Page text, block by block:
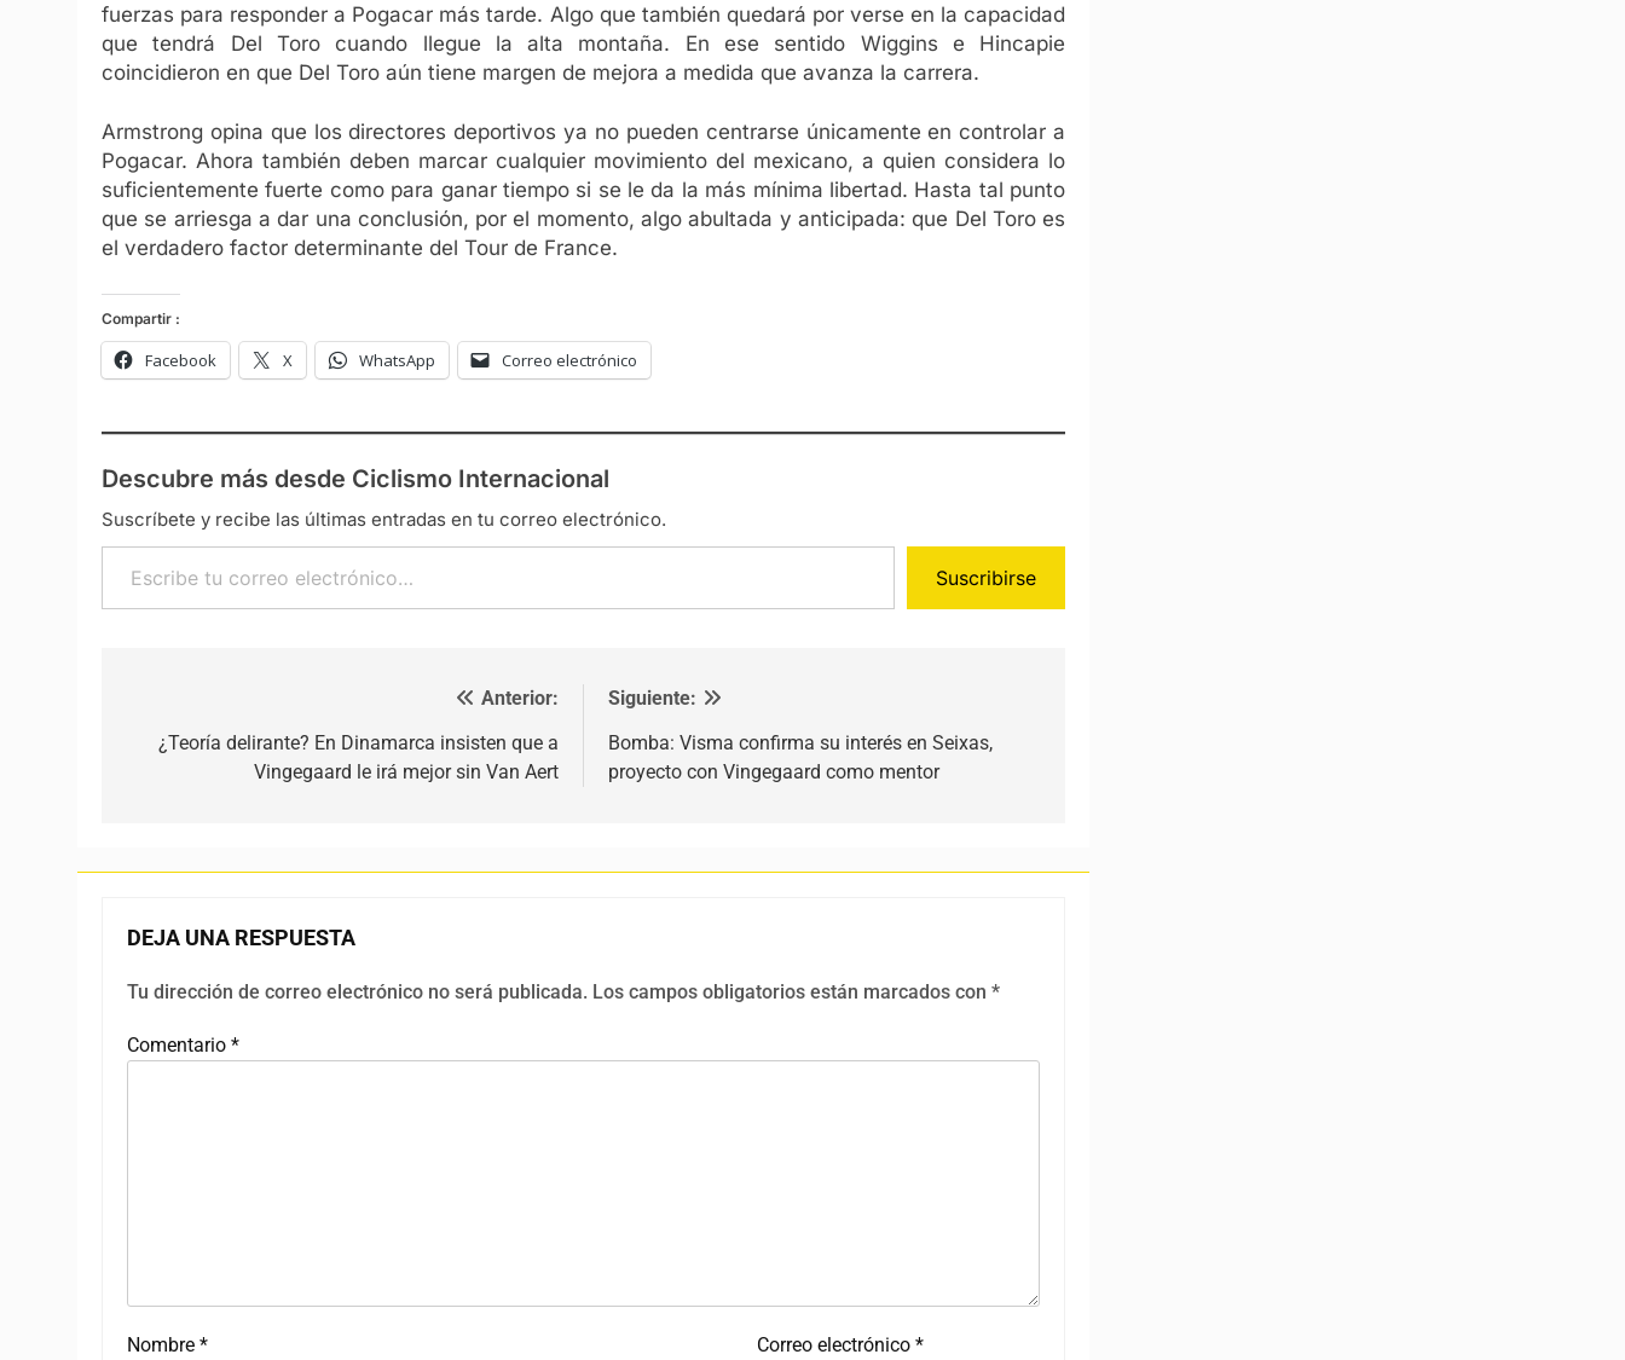
fuerzas para responder a Pogacar más tarde. Algo que también quedará por verse en la capacidad
que tendrá Del Toro cuando llegue la alta montaña. En ese sentido Wiggins e Hincapie
coincidieron en que Del Toro aún tiene margen de mejora a medida que avanza la carrera.
Armstrong opina que los directores deportivos ya no pueden centrarse únicamente en controlar a
Pogacar. Ahora también deben marcar cualquier movimiento del mexicano, a quien considera lo
suficientemente fuerte como para ganar tiempo si se le da la más mínima libertad. Hasta tal punto
que se arriesga a dar una conclusión, por el momento, algo abultada y anticipada: que Del Toro es
el verdadero factor determinante del Tour de France.
Compartir :
Facebook X WhatsApp Correo electrónico
Descubre más desde Ciclismo Internacional
Suscríbete y recibe las últimas entradas en tu correo electrónico.
Escribe tu correo electrónico…
Suscribirse
Anterior:
¿Teoría delirante? En Dinamarca insisten que a
Vingegaard le irá mejor sin Van Aert
Siguiente:
Bomba: Visma confirma su interés en Seixas,
proyecto con Vingegaard como mentor
DEJA UNA RESPUESTA
Tu dirección de correo electrónico no será publicada. Los campos obligatorios están marcados con *
Comentario *
Nombre * Correo electrónico *